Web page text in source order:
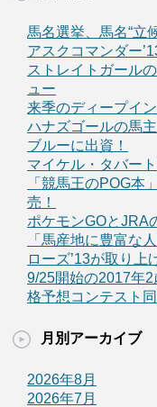
馬名選挙、馬名“立
アスクコマンダー
ストレイトガール
ュー
来季のディープイ
ハナズゴールの馬
ブルーに出資！
マイケル・タバー
「競馬王のPOG本
売！
ポケモンGOとJRA
「馬産地に豊富な
ローズ’13が取り上
9/25開始の2017年
格予想コンテスト
月別アーカイブ
2026年8月
2026年7月